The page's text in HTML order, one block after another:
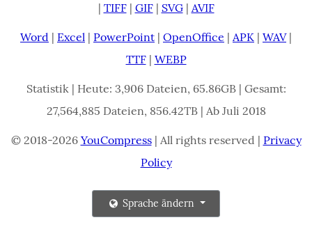
| TIFF| GIF| SVG| AVIF
Word | Excel | PowerPoint | OpenOffice | APK | WAV|
TTF| WEBP
Statistik | Heute: 3,906 Dateien, 65.86GB | Gesamt:
27,564,885 Dateien, 856.42TB | Ab Juli 2018
© 2018-2026 YouCompress| All rights reserved | Privacy
Policy
Sprache ändern